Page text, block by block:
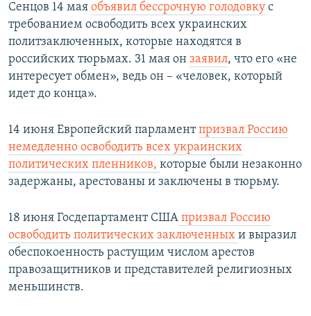
Сенцов 14 мая объявил бессрочную голодовку с
требованием освободить всех украинских
политзаключенных, которые находятся в
российских тюрьмах. 31 мая он заявил, что его «не
интересует обмен», ведь он ​– «человек, который
идет до конца».
14 июня Европейский парламентпризвал Россию
немедленно освободить всех украинских
политических пленников, которые были незаконно
задержаны, арестованы и заключены в тюрьму.
18 июня Госдепартамент США призвал Россию
освободить политических заключенных и выразил
обеспокоенность растущим числом арестов
правозащитников и представителей религиозных
меньшинств.